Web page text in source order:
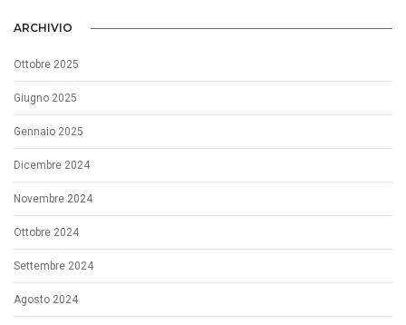
ARCHIVIO
Ottobre 2025
Giugno 2025
Gennaio 2025
Dicembre 2024
Novembre 2024
Ottobre 2024
Settembre 2024
Agosto 2024